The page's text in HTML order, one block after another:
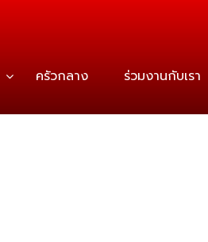
ครัวกลาง ร่วมงานกับเรา